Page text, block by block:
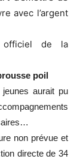
avec l’argent
officiel de la
poil
aurait pu
non prévue et
directe de 34